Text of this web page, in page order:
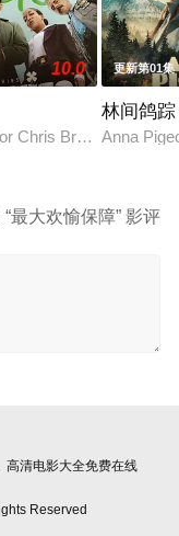
10.0
Chris Brancato is
更新第01集
林间鸽踪
Anna
“最大欢愉保障” 影评
高清电影大全免费在线
Reserved